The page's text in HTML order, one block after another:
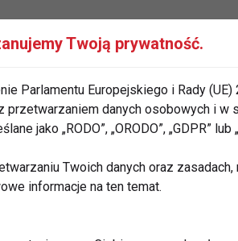
Twoją prywatność.
Parlamentu Europejskiego i Rady
danych osobowych i w
jako „RODO”, „ORODO”, „GDPR”
Twoich danych oraz zasadach,
informacje na ten temat.